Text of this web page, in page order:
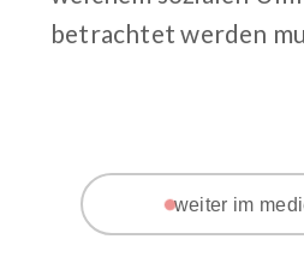
betrachtet werden
weiter im